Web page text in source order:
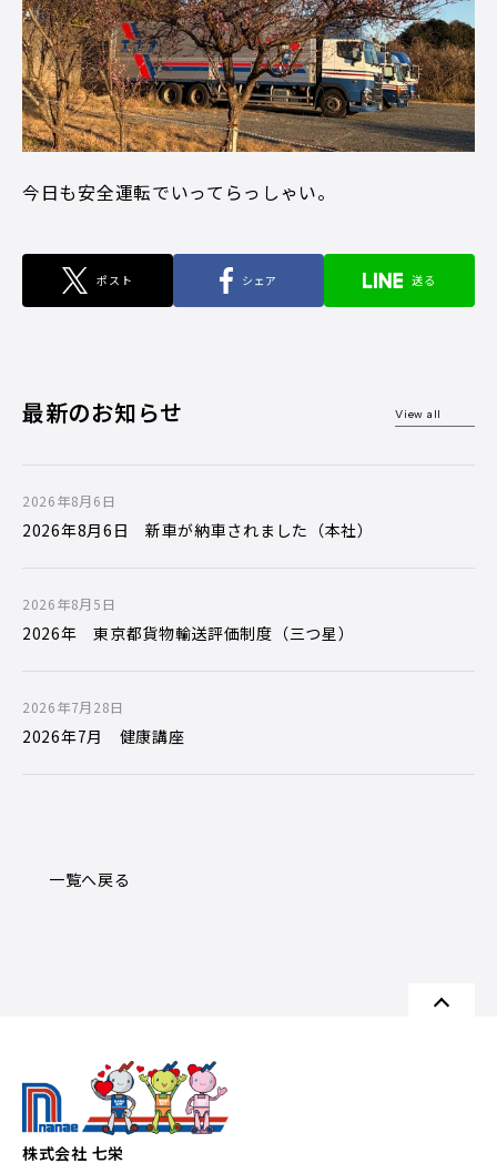
今日も安全運転でいってらっしゃい。
ポスト シェア 送る
最新のお知らせ View all
2026年8月6日
2026年8月6日 新車が納車されました（本社）
2026年8月5日
2026年 東京都貨物輸送評価制度（三つ星）
2026年7月28日
2026年7月 健康講座
一覧へ戻る
株式会社 七栄